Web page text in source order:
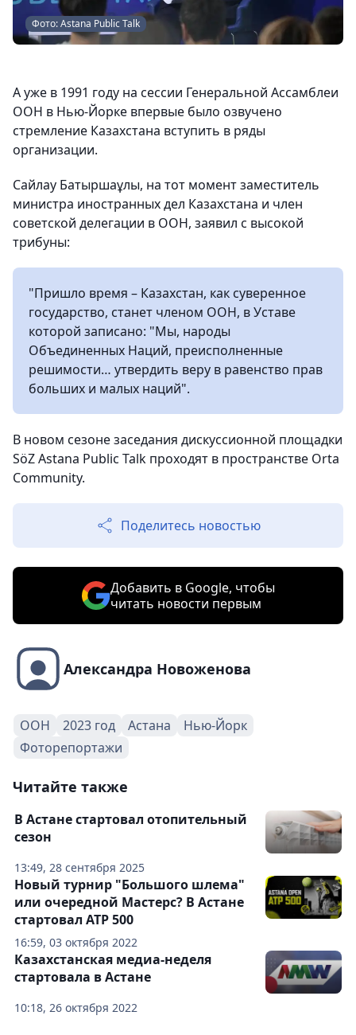
Фото: Astana Public Talk
А уже в 1991 году на сессии Генеральной Ассамблеи
ООН в Нью-Йорке впервые было озвучено
стремление Казахстана вступить в ряды
организации.
Сайлау Батыршаұлы, на тот момент заместитель
министра иностранных дел Казахстана и член
советской делегации в ООН, заявил с высокой
трибуны:
"Пришло время – Казахстан, как суверенное
государство, станет членом ООН, в Уставе
которой записано: "Мы, народы
Объединенных Наций, преисполненные
решимости… утвердить веру в равенство прав
больших и малых наций".
В новом сезоне заседания дискуссионной площадки
SöZ Astana Public Talk проходят в пространстве Orta
Community.
Поделитесь новостью
Добавить в Google, чтобы
читать новости первым
Александра Новоженова
ООН 2023 год Астана
Нью-Йорк
Фоторепортажи
Читайте также
13:49, 28 сентября 2025
В Астане стартовал отопительный
сезон
16:59, 03 октября 2022
Новый турнир "Большого шлема"
или очередной Мастерс? В Астане
стартовал ATP 500
10:18, 26 октября 2022
Казахстанская медиа-неделя
стартовала в Астане